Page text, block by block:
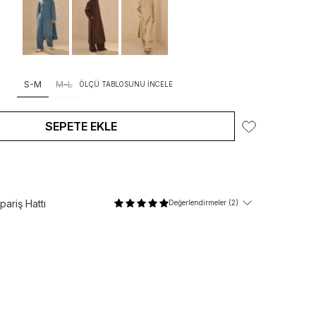
S-M M-L ÖLÇÜ TABLOSUNU İNCELE
SEPETE EKLE
Hattı Değerlendirmeler (2)